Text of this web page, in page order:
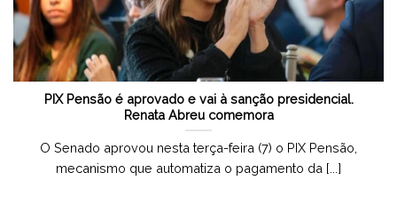
PIX Pensão é aprovado e vai à sanção presidencial.
Renata Abreu comemora
O Senado aprovou nesta terça-feira (7) o PIX Pensão,
mecanismo que automatiza o pagamento da [...]